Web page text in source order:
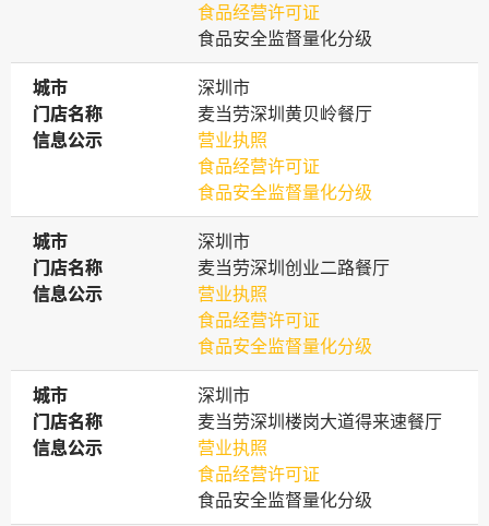
食品经营许可证
食品安全监督量化分级
城市
城市
深圳市
门店名称
门店名称
麦当劳深圳黄贝岭餐厅
信息公示
信息公示
营业执照
食品经营许可证
食品安全监督量化分级
城市
城市
深圳市
门店名称
门店名称
麦当劳深圳创业二路餐厅
信息公示
信息公示
营业执照
食品经营许可证
食品安全监督量化分级
城市
城市
深圳市
门店名称
门店名称
麦当劳深圳楼岗大道得来速餐厅
信息公示
信息公示
营业执照
食品经营许可证
食品安全监督量化分级